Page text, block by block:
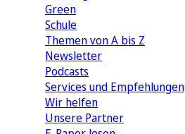
Green
Schule
Themen von A bis Z
Newsletter
Podcasts
Services und Empfehlungen
Wir helfen
Unsere Partner